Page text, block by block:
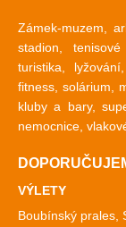
Zámek-muzem,
stadion,
turistika,
fitness, solárium,
kluby a bary,
nemocnice,
VÝLETY
Boubínský prales,